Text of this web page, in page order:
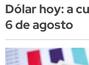
Dólar hoy: a
6 de agosto